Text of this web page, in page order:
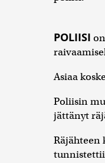
POLIISI
Asiaa
Poliisin
jättänyt
Räjähteen